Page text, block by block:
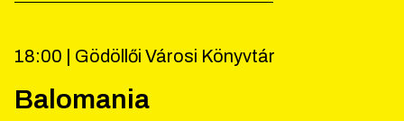
18:00 | Gödöllői Városi Könyvtár
Balomania